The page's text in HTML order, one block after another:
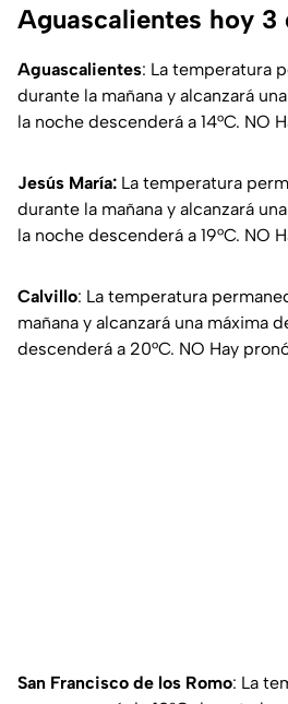
Aguascalientes hoy 3
Aguascalientes: La temperatura
durante la mañana y alcanzará
la noche descenderá a 14°C. NO
Jesús María: La temperatura
durante la mañana y alcanzará
la noche descenderá a 19°C. NO
Calvillo: La temperatura
mañana y alcanzará una máxima
descenderá a 20°C. NO Hay
San Francisco de los Romo: La